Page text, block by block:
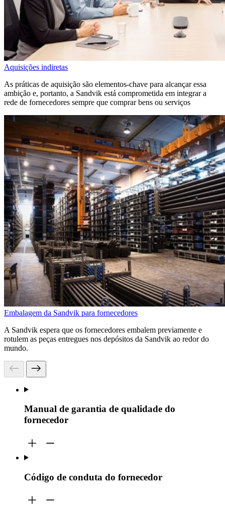
Aquisições indiretas
As práticas de aquisição são elementos-chave para alcançar essa
ambição e, portanto, a Sandvik está comprometida em integrar a
rede de fornecedores sempre que comprar bens ou serviços
Embalagem da Sandvik para fornecedores
A Sandvik espera que os fornecedores embalem previamente e
rotulem as peças entregues nos depósitos da Sandvik ao redor do
mundo.
Manual de garantia de qualidade do
fornecedor
Código de conduta do fornecedor